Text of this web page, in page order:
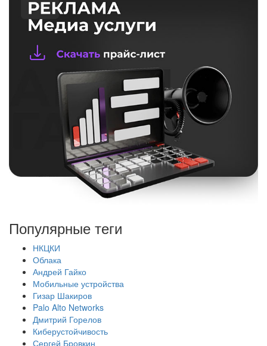
Популярные теги
НКЦКИ
Облака
Андрей Гайко
Мобильные устройства
Гизар Шакиров
Palo Alto Networks
Дмитрий Горелов
Киберустойчивость
Сергей Бровкин